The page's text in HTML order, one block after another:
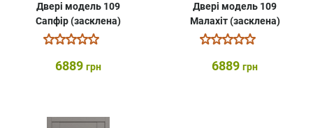
Двері модель 109
Сапфір (засклена)
6889 грн
Двері модель 109
Малахіт (засклена)
6889 грн